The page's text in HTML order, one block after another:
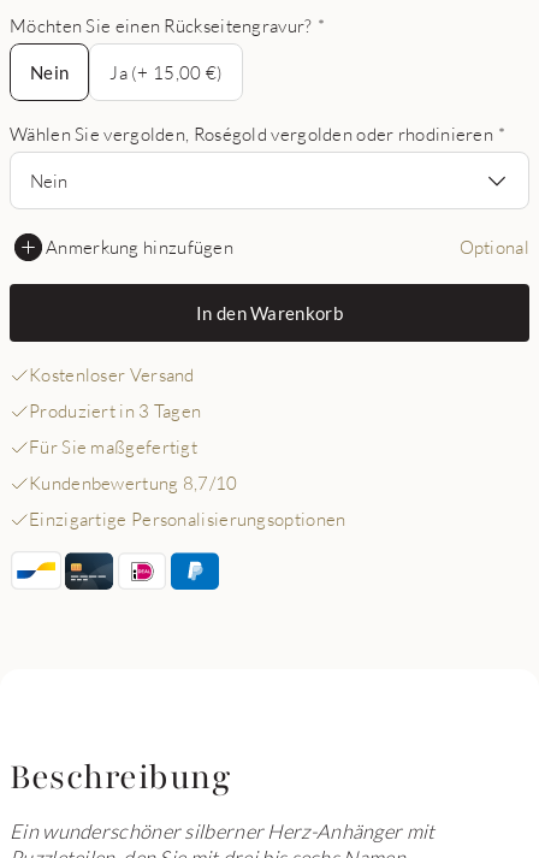
Möchten Sie einen Rückseitengravur? *
Nein
Nein
Ja (+ 15,00 €)
Wählen Sie vergolden, Roségold vergolden oder rhodinieren *
Nein
Anmerkung hinzufügen Optional
In den Warenkorb
Kostenloser Versand
Produziert in 3 Tagen
Für Sie maßgefertigt
Kundenbewertung 8,7/10
Einzigartige Personalisierungsoptionen
Beschreibung
Ein wunderschöner silberner Herz-Anhänger mit